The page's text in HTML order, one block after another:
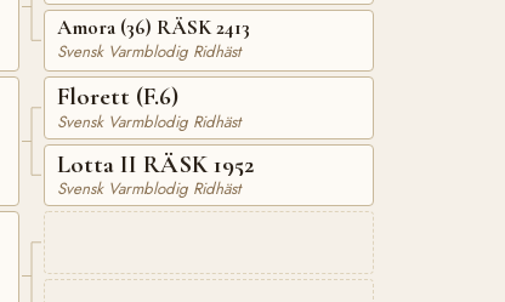
Amora (36) RÄSK 2413
Svensk Varmblodig Ridhäst
Florett (F.6)
Svensk Varmblodig Ridhäst
Lotta II RÄSK 1952
Svensk Varmblodig Ridhäst